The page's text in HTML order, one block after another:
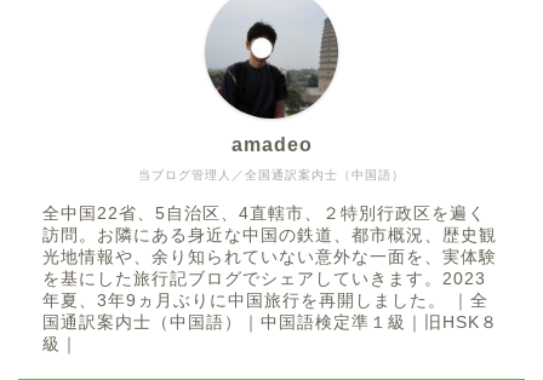
当ブログ管理人／全国通訳案内士（中国語）
amadeo
全中国22省、5自治区、4直轄市、２特別行政区を遍く
訪問。お隣にある身近な中国の鉄道、都市概況、歴史観
光地情報や、余り知られていない意外な一面を、実体験
を基にした旅行記ブログでシェアしていきます。2023
年夏、3年9ヵ月ぶりに中国旅行を再開しました。 ｜全
国通訳案内士（中国語）｜中国語検定準１級｜旧HSK８
級｜